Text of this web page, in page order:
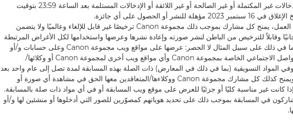
2.6. لن تكون الإدخالات غير المكتملة أو غير الصالحة أو غير اللائقة أو الإدخالات المستلمة بعد الساعة 23:59 بتوقيت
للنشر أو الحصول على أي جائزة.
2.7. بمجرد تقديم العمل، يمنح كل مشارك بموجب ذلك مجموعة Canon ترخيصًا غير قابل للإلغاء وعالميًا ولا يتضمن
وقابلاً للترخيص من الباطن لنشر صورته وإعادة نشرها وعرضها واستخدامها لكل الأغراض المرتبطة
بهذه المنافسة، بما في ذلك على سبيل المثال لا الحصر: عرضها على مواقع ويب مجموعة Canon وعلى حسابات و/أو
قنوات وسائل التواصل الاجتماعي الخاصة بمجموعة Canon وأي مواقع ويب أخرى لمجموعة Canon أو وكلائها/
وفي المواد التسويقية (بما في ذلك في المعارض) ذات الصلة بهذه المسابقة لمدة تصل إلى عام واحد بعد
انتهاء المسابقة. ويمنح كذلك كل مشارك مجموعة Canon ووكلاءها/المتعاقدين معها الحق في مشاهدة أي صورة أو
إذا كانت غير مناسبة كليًا أو جزئيًا للعرض على موقع ويب المسابقة أو في أي مواد ذات صلة بالمسابقة.
في المسابقة بموجب ذلك على تحديد هوياتهم كمصوّرين للصور التي أدخلوها أو منشئين لها و/أو